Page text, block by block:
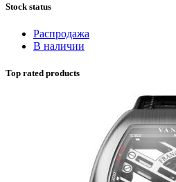
Stock status
Распродажа
В наличии
Top rated products